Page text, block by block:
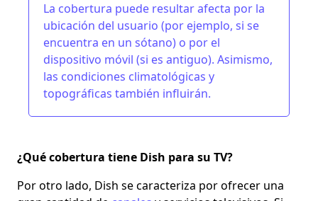
La cobertura puede resultar afecta por la
ubicación del usuario (por ejemplo, si se
encuentra en un sótano) o por el
dispositivo móvil (si es antiguo). Asimismo,
las condiciones climatológicas y
topográficas también influirán.
¿Qué cobertura tiene Dish para su TV?
Por otro lado, Dish se caracteriza por ofrecer una